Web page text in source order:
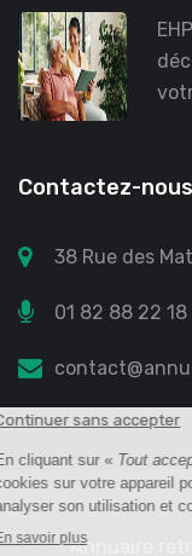
Contactez-nous
38 Rue des
01 82 88 22 18
Annuaire